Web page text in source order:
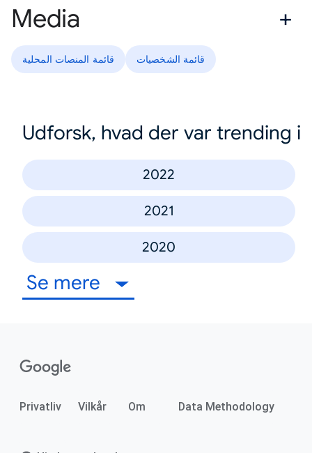
Media
قائمة المنصات المحلية قائمة الشخصيات
Udforsk, hvad der var trending i
2022
2021
2020
Se mere
Privatliv Vilkår Om Data Methodology